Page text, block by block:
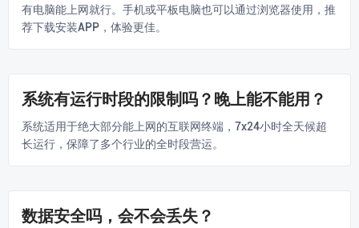
有电脑能上网就行。手机或平板电脑也可以通过浏览器使用，推
荐下载安装APP，体验更佳。
系统有运行时段的限制吗？晚上能不能用？
系统适用于绝大部分能上网的互联网终端，7x24小时全天候超
长运行，保障了多个行业的全时段营运。
数据安全吗，会不会丢失？